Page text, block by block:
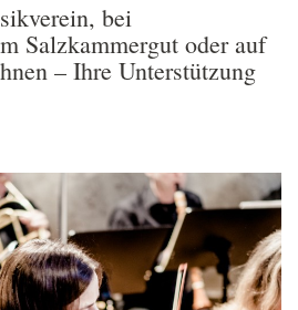
bei
Salzkammergut oder auf
– Ihre Unterstützung